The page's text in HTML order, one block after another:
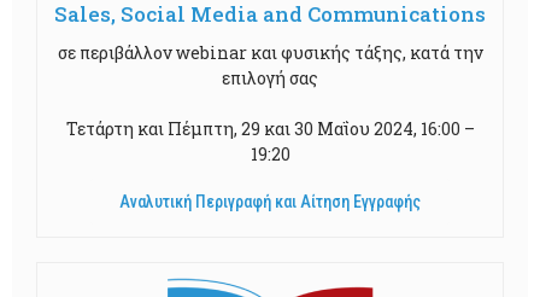
Sales, Social Media and Communications
σε περιβάλλον webinar και φυσικής τάξης, κατά την
επιλογή σας
Τετάρτη και Πέμπτη, 29 και 30 Μαΐου 2024, 16:00 –
19:20
Αναλυτική Περιγραφή και Αίτηση Εγγραφής